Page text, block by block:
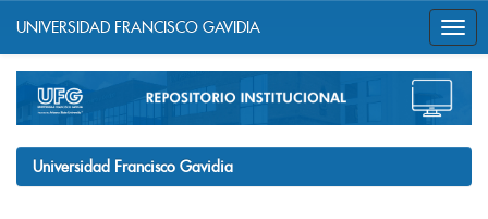
navigation
UNIVERSIDAD FRANCISCO GAVIDIA
Universidad Francisco Gavidia